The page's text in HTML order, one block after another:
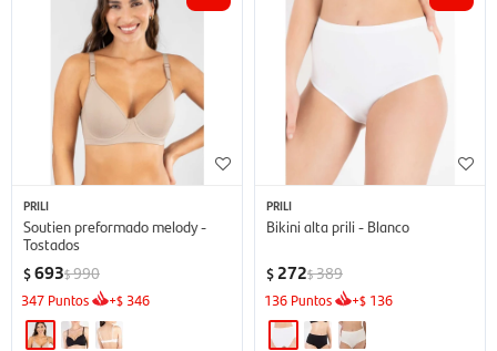
PRILI
Soutien preformado melody -
Tostados
$693$990
347 Puntos +$ 346
PRILI
Bikini alta prili - Blanco
$ 272$389
136 Puntos +$ 136